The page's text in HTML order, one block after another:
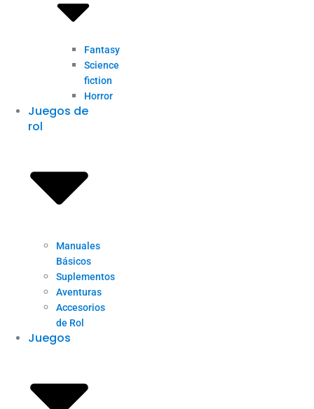
Fantasy
Science
fiction
Horror
Juegos de
rol
Manuales
Básicos
Suplementos
Aventuras
Accesorios
de Rol
Juegos